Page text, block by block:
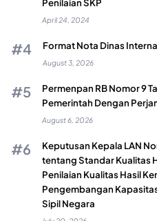
April 24, 2024
Format Nota Dinas
August 3, 2026
Permenpan RB Nomor 9
Pemerintah Dengan
August 6, 2026
Keputusan Kepala LAN
tentang Standar Kualitas
Penilaian Kualitas Hasil
Pengembangan
Sipil Negara